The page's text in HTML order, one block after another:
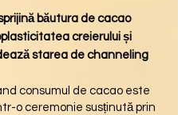
băutura de cacao
creierului și
starea de channeling
consumul de cacao este
o ceremonie susținută prin